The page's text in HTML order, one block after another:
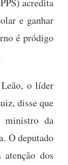
acredita
e ganhar
é pródigo
Leão, o líder
disse que
da
O deputado
dos